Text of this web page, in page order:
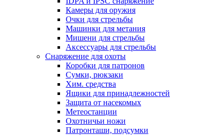
Камеры для оружия
Очки для стрельбы
Машинки для метания
Мишени для стрельбы
Аксессуары для стрельбы
Снаряжение для охоты
Коробки для патронов
Сумки, рюкзаки
Хим. средства
Ящики для принадлежностей
Защита от насекомых
Метеостанции
Охотничьи ножи
Патронташи, подсумки